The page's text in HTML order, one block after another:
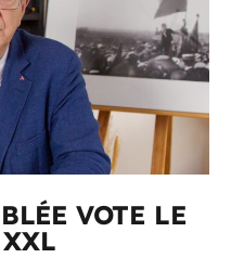
VOTE LE